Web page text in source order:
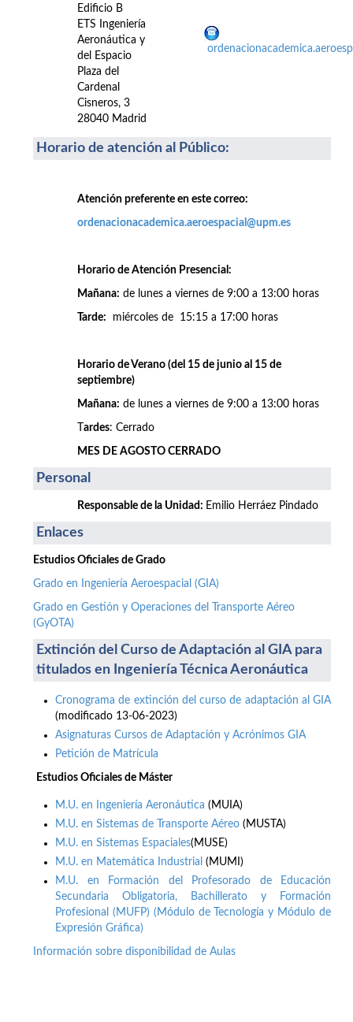
Edificio B
ETS Ingeniería
Aeronáutica y
del Espacio
Plaza del
Cardenal
Cisneros, 3
28040 Madrid
Horario de atención al Público:
Atención preferente en este correo:
ordenacionacademica.aeroespacial@upm.es
Horario de Atención Presencial:
Mañana: de lunes a viernes de 9:00 a 13:00 horas
Tarde: miércoles de 15:15 a 17:00 horas
Horario de Verano (del 15 de junio al 15 de
septiembre)
Mañana: de lunes a viernes de 9:00 a 13:00 horas
ardes: Cerrado
MES DE AGOSTO CERRADO
Personal
Responsable de la Unidad: Emilio Herráez Pindado
Enlaces
Estudios Oficiales de Grado
Grado en Ingeniería Aeroespacial (GIA)
Grado en Gestión y Operaciones del Transporte Aéreo
(GyOTA)
Extinción del Curso de Adaptación al GIA para
titulados en Ingeniería Técnica Aeronáutica
Cronograma de extinción del curso de adaptación al GIA
(modificado 13-06-2023)
Asignaturas Cursos de Adaptación y Acrónimos GIA
Petición de Matrícula
Estudios Oficiales de Máster
M.U. en Ingeniería Aeronáutica (MUIA)
M.U. en Sistemas de Transporte Aéreo (MUSTA)
M.U. en Sistemas Espaciales(MUSE)
M.U. en Matemática Industrial (MUMI)
M.U. en Formación del Profesorado de Educación
Secundaria Obligatoria, Bachillerato y Formación
Profesional (MUFP) (Módulo de Tecnología y Módulo de
Expresión Gráfica)
Información sobre disponibilidad de Aulas